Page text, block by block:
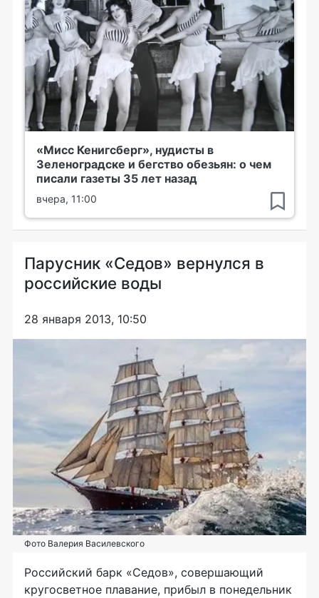
«Мисс Кенигсберг», нудисты в
Зеленоградске и бегство обезьян: о чем
писали газеты 35 лет назад
вчера, 11:00
Парусник «Седов» вернулся в
российские воды
28 января 2013, 10:50
Фото Валерия Василевского
Российский барк «Седов», совершающий
кругосветное плавание, прибыл в понедельник